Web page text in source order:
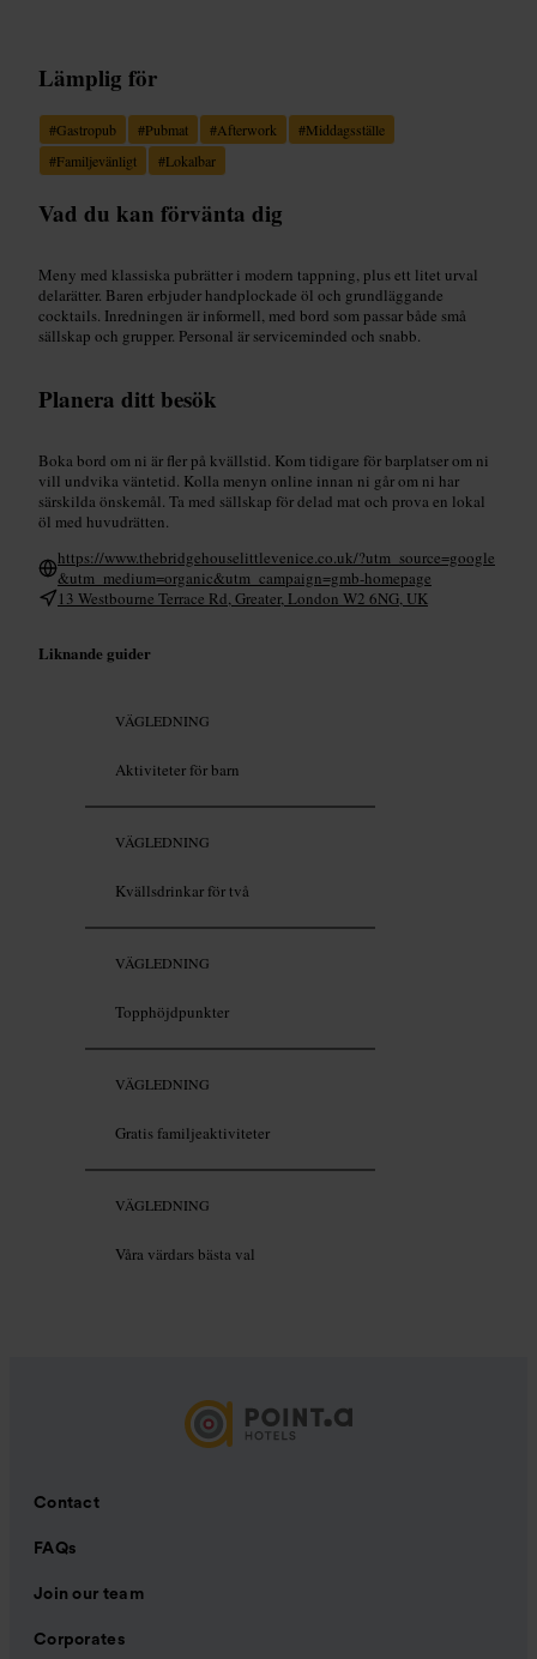
Lämplig för
#Gastropub #Pubmat #Afterwork #Middagsställe
#Familjevänligt #Lokalbar
Vad du kan förvänta dig
Meny med klassiska pubrätter i modern tappning, plus ett litet urval
delarätter. Baren erbjuder handplockade öl och grundläggande
cocktails. Inredningen är informell, med bord som passar både små
sällskap och grupper. Personal är serviceminded och snabb.
Planera ditt besök
Boka bord om ni är fler på kvällstid. Kom tidigare för barplatser om ni
vill undvika väntetid. Kolla menyn online innan ni går om ni har
särskilda önskemål. Ta med sällskap för delad mat och prova en lokal
öl med huvudrätten.
https://www.thebridgehouselittlevenice.co.uk/?utm_source=google
&utm_medium=organic&utm_campaign=gmb-homepage
13 Westbourne Terrace Rd, Greater, London W2 6NG, UK
Liknande guider
VÄGLEDNING
Aktiviteter för barn
VÄGLEDNING
Kvällsdrinkar för två
VÄGLEDNING
Topphöjdpunkter
VÄGLEDNING
Gratis familjeaktiviteter
VÄGLEDNING
Våra värdars bästa val
Contact
FAQs
Join our team
Corporates